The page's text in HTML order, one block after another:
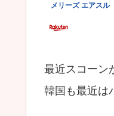
最近スコーン
韓国も最近は